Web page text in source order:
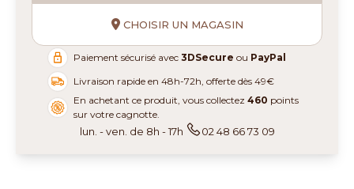
CHOISIR UN MAGASIN
Paiement sécurisé avec3DSecure ou PayPal
Livraison rapide en 48h-72h, offerte dès 49€
En achetant ce produit, vous collectez460 points
sur votre cagnotte.
lun. - ven. de 8h - 17h 02 48 66 73 09